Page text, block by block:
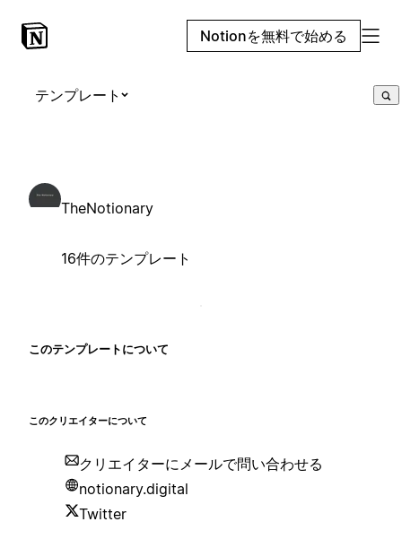
Notionを無料で始める
テンプレート
TheNotionary
16件のテンプレート
このテンプレートについて
このクリエイターについて
クリエイターにメールで問い合わせる
notionary.digital
Twitter